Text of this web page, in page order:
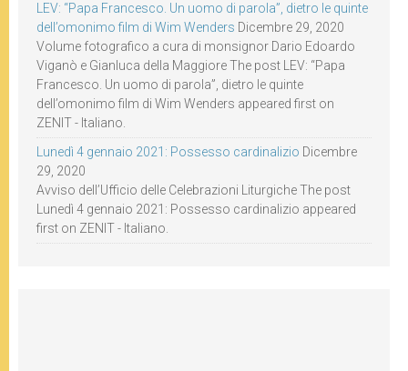
LEV: “Papa Francesco. Un uomo di parola”, dietro le quinte
dell’omonimo film di Wim Wenders Dicembre 29, 2020
Volume fotografico a cura di monsignor Dario Edoardo
Viganò e Gianluca della Maggiore The post LEV: “Papa
Francesco. Un uomo di parola”, dietro le quinte
dell’omonimo film di Wim Wenders appeared first on
ZENIT - Italiano.
Lunedì 4 gennaio 2021: Possesso cardinalizio Dicembre
29, 2020
Avviso dell’Ufficio delle Celebrazioni Liturgiche The post
Lunedì 4 gennaio 2021: Possesso cardinalizio appeared
first on ZENIT - Italiano.